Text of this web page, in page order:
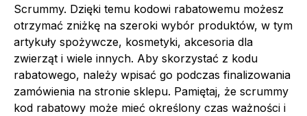
Scrummy. Dzięki temu kodowi rabatowemu możesz
otrzymać zniżkę na szeroki wybór produktów, w tym
artykuły spożywcze, kosmetyki, akcesoria dla
zwierząt i wiele innych. Aby skorzystać z kodu
rabatowego, należy wpisać go podczas finalizowania
zamówienia na stronie sklepu. Pamiętaj, że scrummy
kod rabatowy może mieć określony czas ważności i